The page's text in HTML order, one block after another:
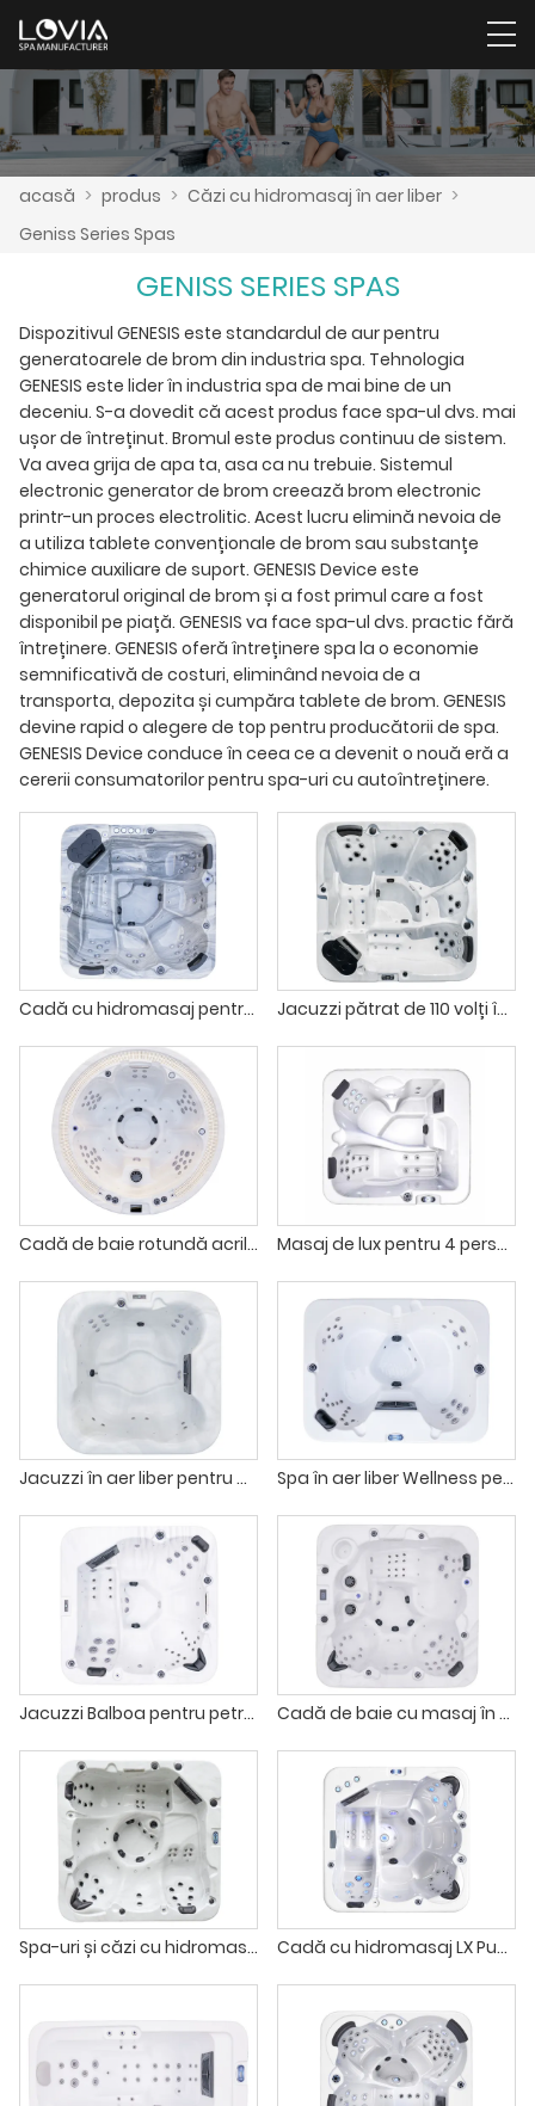
acasă > produs > Căzi cu hidromasaj în aer liber >
Geniss Series Spas
GENISS SERIES SPAS
Dispozitivul GENESIS este standardul de aur pentru
generatoarele de brom din industria spa. Tehnologia
GENESIS este lider în industria spa de mai bine de un
deceniu. S-a dovedit că acest produs face spa-ul dvs. mai
ușor de întreținut. Bromul este produs continuu de sistem.
Va avea grija de apa ta, asa ca nu trebuie. Sistemul
electronic generator de brom creează brom electronic
printr-un proces electrolitic. Acest lucru elimină nevoia de
a utiliza tablete convenționale de brom sau substanțe
chimice auxiliare de suport. GENESIS Device este
generatorul original de brom și a fost primul care a fost
disponibil pe piață. GENESIS va face spa-ul dvs. practic fără
întreținere. GENESIS oferă întreținere spa la o economie
semnificativă de costuri, eliminând nevoia de a
transporta, depozita și cumpăra tablete de brom. GENESIS
devine rapid o alegere de top pentru producătorii de spa.
GENESIS Device conduce în ceea ce a devenit o nouă eră a
cererii consumatorilor pentru spa-uri cu autoîntreținere.
Cadă cu hidromasaj pentru terasă în curte, cadă de baie pentru grădină în aer liber pentru 5 persoane Jacuzzi pătrat de 110 volți îngropat în exterior
Cadă de baie rotundă acrilică pentru spa cu hidromasaj în aer liber Masaj de lux pentru 4 persoane, aromaterapie, jacuzzi
Jacuzzi în aer liber pentru 4 persoane, cu hidromasaj și jacuzzi Spa în aer liber Wellness pentru 4 persoane, pentru vilă, grădină
Jacuzzi Balboa pentru petreceri de sărbători, cadă spa pentru 6 persoane Cadă de baie cu masaj în aer liber din acril cu hidromasaj pentru hotel
Spa-uri și căzi cu hidromasaj în aer liber cu Wifi din acril pentru 5 persoane Cadă cu hidromasaj LX Pumps Jets Bluetooth pentru exterior